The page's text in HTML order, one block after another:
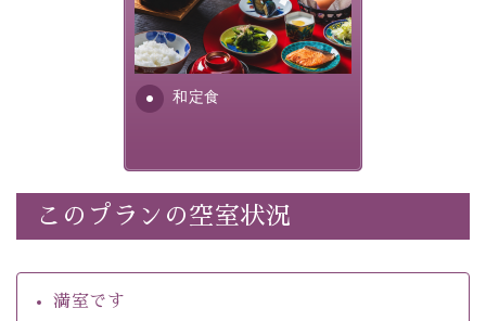
・諏訪大社4社を巡る無料参拝バス（事前予約制）
・館内着をご用意
・就寝用パジャマをご用意
・環境に配慮したアメニティをご用意
・チェックイン15時、チェックアウト10時
・朝夕個室料亭で個室食
・夕食は地産地消の創作和会席 美湖膳（二十四節気と
和定食
れる食材は、諏訪の名産品を
ふんだんに取り入れ、安心・
安全を心掛けた長野県産...
このプランの空室状況
満室です